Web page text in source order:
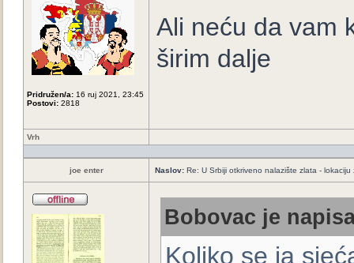
Pridružen/a: 16 ruj 2021, 23:45
Postovi: 2818
Ali neću da vam
širim dalje
Vrh
joe enter Naslov: Re: U Srbiji otkriveno nalazište zlata -
Bobovac je
Koliko se ja